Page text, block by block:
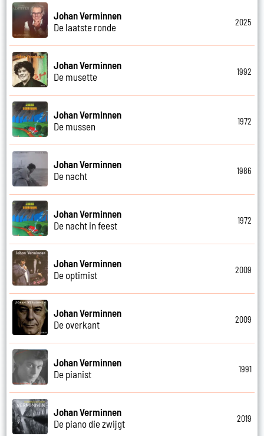
Johan Verminnen
De laatste ronde
2025
Johan Verminnen
De musette
1992
Johan Verminnen
De mussen
1972
Johan Verminnen
De nacht
1986
Johan Verminnen
De nacht in feest
1972
Johan Verminnen
De optimist
2009
Johan Verminnen
De overkant
2009
Johan Verminnen
De pianist
1991
Johan Verminnen
De piano die zwijgt
2019